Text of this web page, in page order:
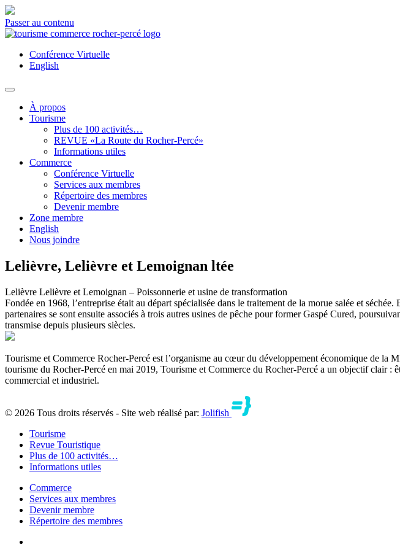
Passer au contenu
Conférence Virtuelle
English
À propos
Tourisme
Plus de 100 activités…
REVUE «La Route du Rocher-Percé»
Informations utiles
Commerce
Conférence Virtuelle
Services aux membres
Répertoire des membres
Devenir membre
Zone membre
English
Nous joindre
Lelièvre, Lelièvre et Lemoignan ltée
Lelièvre Lelièvre et Lemoignan – Poissonnerie et usine de transformation
Fondée en 1968, l’entreprise était au départ spécialisée dans le traitement de la morue salée et
partenaires se sont ensuite associés à trois autres usines de pêche pour former Gaspé Cured,
transmise depuis plusieurs siècles.
Tourisme et Commerce Rocher-Percé est l’organisme au cœur du développement économique de
tourisme du Rocher-Percé en mai 2019, Tourisme et Commerce du Rocher-Percé a un objectif clair
commercial et industriel.
© 2026 Tous droits réservés - Site web réalisé par: Jolifish
Tourisme
Revue Touristique
Plus de 100 activités…
Informations utiles
Commerce
Services aux membres
Devenir membre
Répertoire des membres